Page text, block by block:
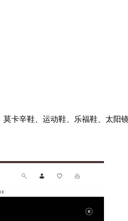
卡辛鞋、运动鞋、乐福鞋、太阳